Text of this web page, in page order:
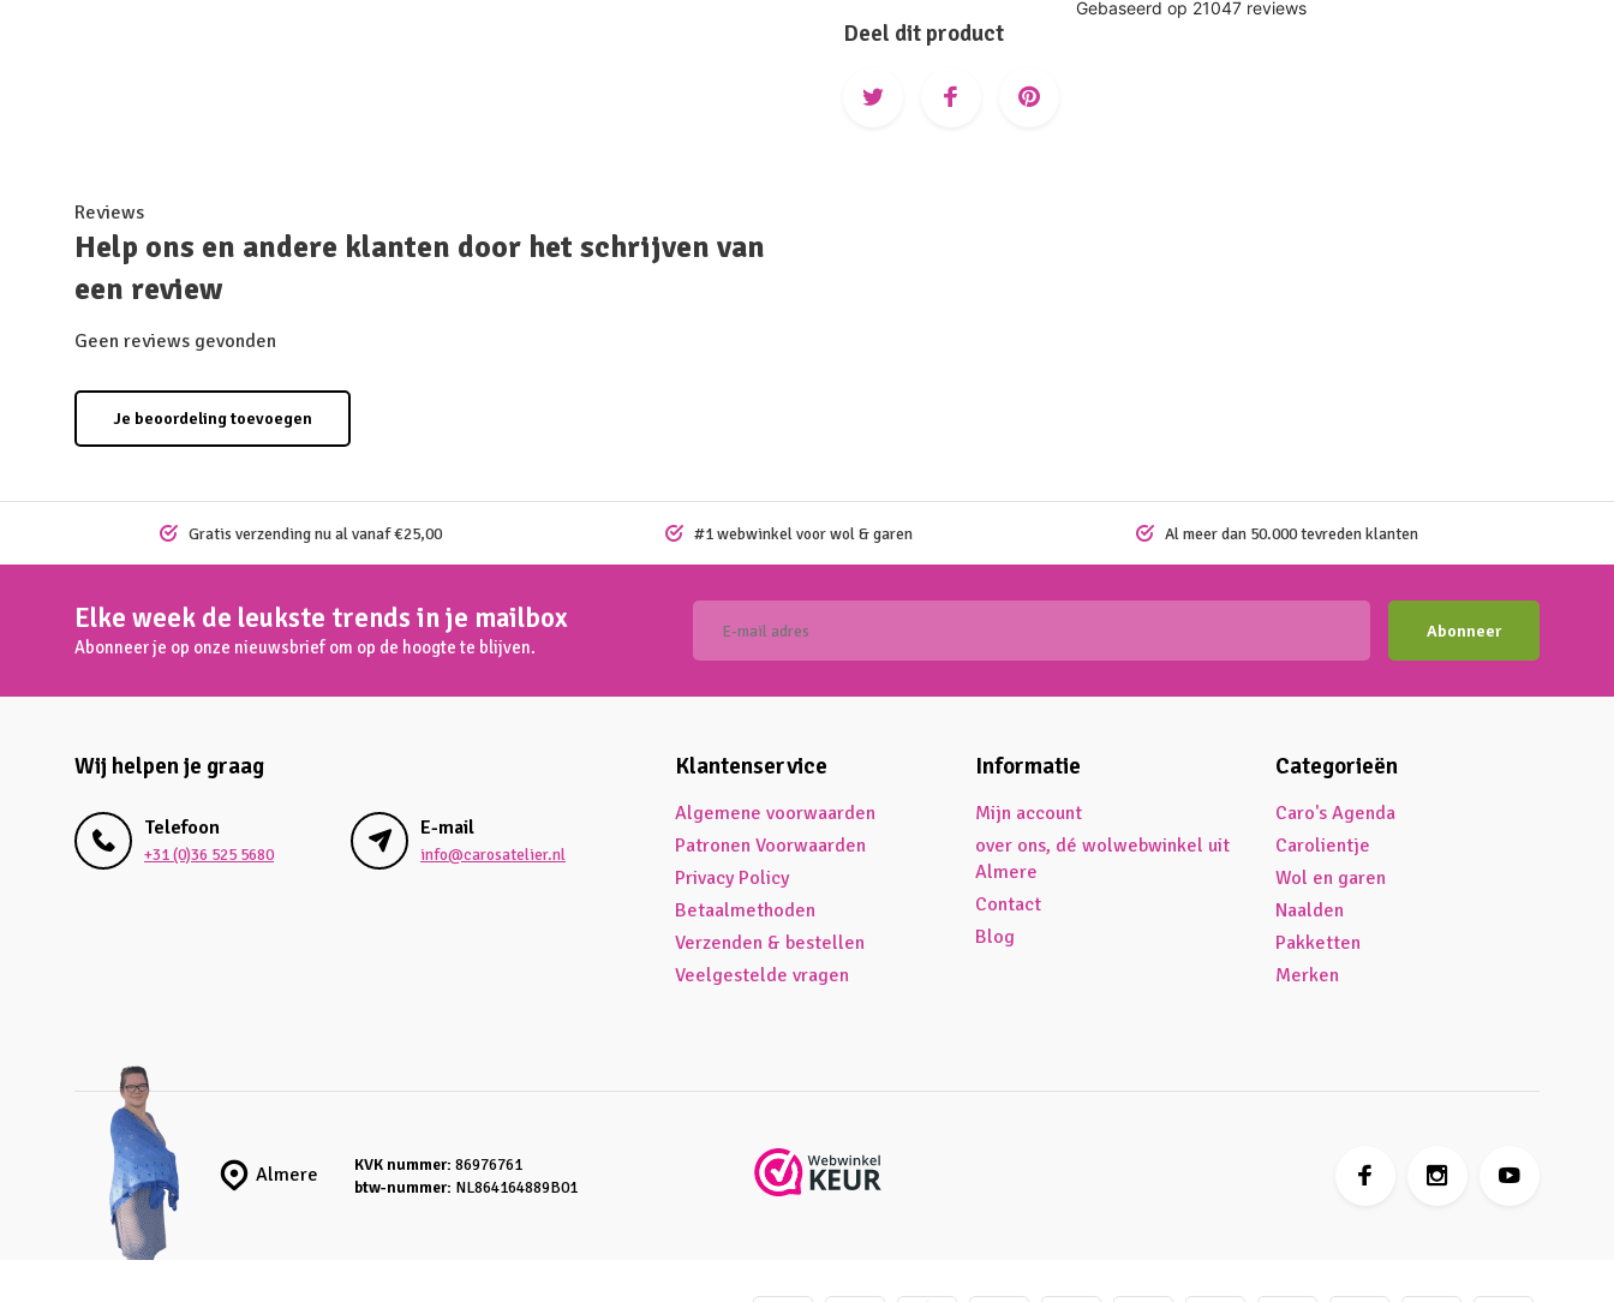
Deel dit product
Reviews
Help ons en andere klanten door het schrijven van
een review
Geen reviews gevonden
Je beoordeling toevoegen
Gratis verzending nu al vanaf €25,00 #1 webwinkel voor wol & garen Al meer dan 50.000 tevreden klanten
Elke week de leukste trends in je mailbox
Abonneer je op onze nieuwsbrief om op de hoogte te blijven.
Abonneer
Wij helpen je graag
Telefoon
+31 (0)36 525 5680
E-mail
info@carosatelier.nl
Klantenservice
Algemene voorwaarden
Patronen Voorwaarden
Privacy Policy
Betaalmethoden
Verzenden & bestellen
Veelgestelde vragen
Informatie
Mijn account
over ons, dé wolwebwinkel uit
Almere
Contact
Blog
Categorieën
Caro's Agenda
Carolientje
Wol en garen
Naalden
Pakketten
Merken
Almere KVK nummer: 86976761
btw-nummer: NL864164889B01